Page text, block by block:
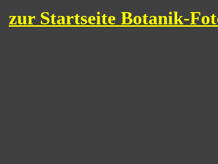
zur Startseite Botanik-